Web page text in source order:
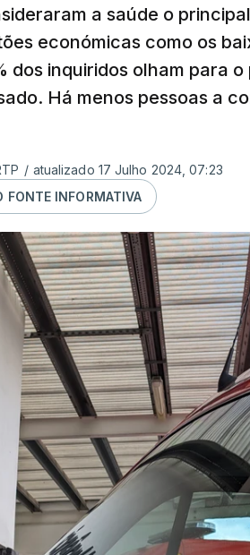
a saúde o
económicas como os
dos inquiridos olham para
Há menos pessoas a
/ atualizado 17 Julho 2024, 07:23
FONTE INFORMATIVA